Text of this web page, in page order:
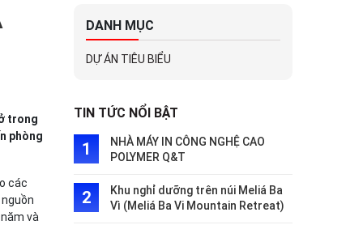
trong
phòng
các
và
DANH MỤC
DỰ ÁN TIÊU BIỂU
TIN TỨC NỔI BẬT
NHÀ MÁY IN CÔNG NGHỆ CAO
POLYMER Q&T
Khu nghỉ dưỡng trên núi Meliá Ba
Vì (Meliá Ba Vi Mountain Retreat)